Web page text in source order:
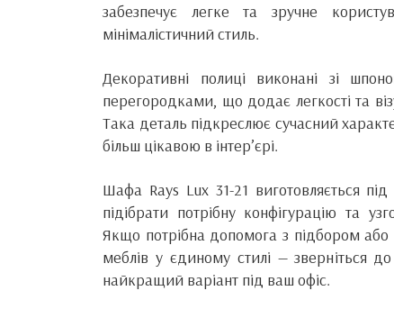
забезпечує легке та зручне
мінімалістичний стиль.
Декоративні полиці виконані зі
перегородками, що додає легкості та
Така деталь підкреслює сучасний
більш цікавою в інтер’єрі.
Шафа Rays Lux 31-21 виготовляється
підібрати потрібну конфігурацію та
Якщо потрібна допомога з підбором або
меблів у єдиному стилі — зверніться
найкращий варіант під ваш офіс.